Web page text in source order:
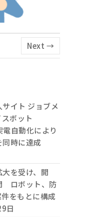
Next →
イト ジョブメ
ボット
自動化により
時に達成
を受け、開
ロボット、防
をもとに構成
日